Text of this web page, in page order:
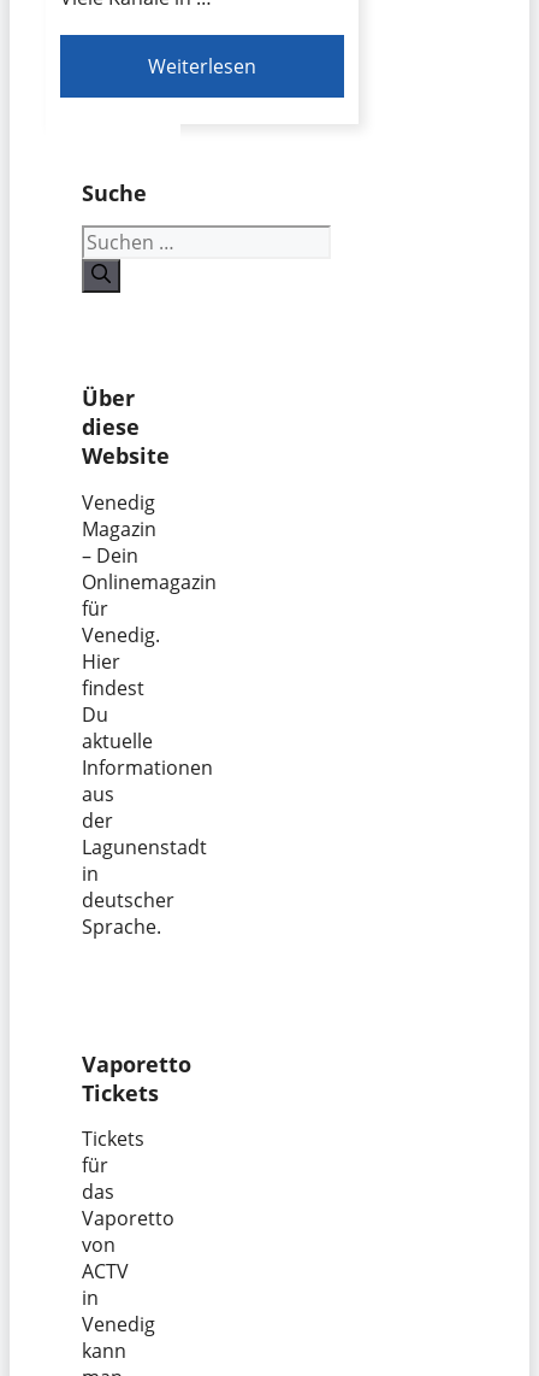
Weiterlesen
Suche
Suchen
nach:
Über
diese
Website
Venedig
Magazin
– Dein
Onlinemagazin
für
Venedig.
Hier
findest
Du
aktuelle
Informationen
aus
der
Lagunenstadt
in
deutscher
Sprache.
Vaporetto
Tickets
Tickets
für
das
Vaporetto
von
ACTV
in
Venedig
kann